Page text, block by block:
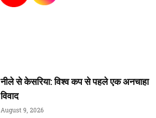
नीले से केसरिया: विश्व कप से पहले एक अनचाहा
विवाद
August 9, 2026